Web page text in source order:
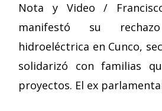
Nota y Video /
manifestó su
hidroeléctrica en Cunco,
solidarizó con familias
proyectos. El ex